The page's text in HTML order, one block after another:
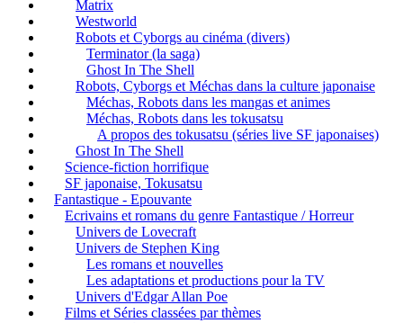
Matrix
Westworld
Robots et Cyborgs au cinéma (divers)
Terminator (la saga)
Ghost In The Shell
Robots, Cyborgs et Méchas dans la culture japonaise
Méchas, Robots dans les mangas et animes
Méchas, Robots dans les tokusatsu
A propos des tokusatsu (séries live SF japonaises)
Ghost In The Shell
Science-fiction horrifique
SF japonaise, Tokusatsu
Fantastique - Epouvante
Ecrivains et romans du genre Fantastique / Horreur
Univers de Lovecraft
Univers de Stephen King
Les romans et nouvelles
Les adaptations et productions pour la TV
Univers d'Edgar Allan Poe
Films et Séries classées par thèmes